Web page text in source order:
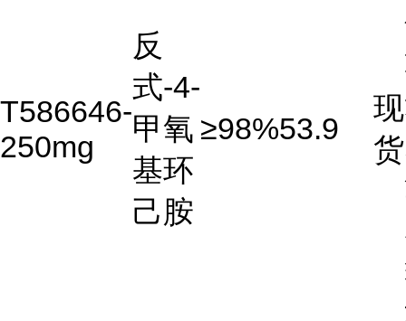
T586646-
250mg
反
式-4-
甲氧
基环
己胺
≥98%53.9
现
货